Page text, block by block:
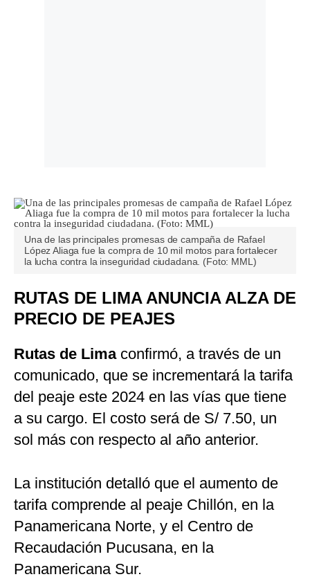
Una de las principales promesas de campaña de Rafael
López Aliaga fue la compra de 10 mil motos para fortalecer
la lucha contra la inseguridad ciudadana. (Foto: MML)
RUTAS DE LIMA ANUNCIA ALZA DE
PRECIO DE PEAJES
Rutas de Limaconfirmó, a través de un
comunicado, que se incrementará la tarifa
del peaje este 2024 en las vías que tiene
a su cargo. El costo será de S/ 7.50, un
sol más con respecto al año anterior.
La institución detalló que el aumento de
tarifa comprende al peaje Chillón, en la
Panamericana Norte, y el Centro de
Recaudación Pucusana, en la
Panamericana Sur.